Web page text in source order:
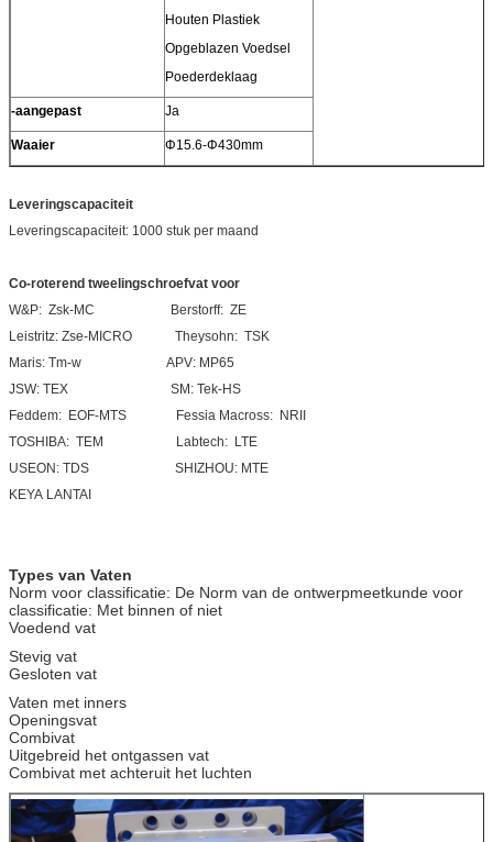
Houten Plastiek
Opgeblazen Voedsel
Poederdeklaag
-aangepast Ja
Waaier Φ15.6-Φ430mm
Leveringscapaciteit
Leveringscapaciteit: 1000 stuk per maand
Co-roterend tweelingschroefvat voor
W&P: Zsk-MC Berstorff: ZE
Leistritz: Zse-MICRO Theysohn: TSK
Maris: Tm-w APV: MP65
JSW: TEX SM: Tek-HS
Feddem: EOF-MTS Fessia Macross: NRII
TOSHIBA: TEM Labtech: LTE
USEON: TDS SHIZHOU: MTE
KEYA LANTAI
Types van Vaten
Norm voor classificatie: De Norm van de ontwerpmeetkunde voor
classificatie: Met binnen of niet
Voedend vat
Stevig vat
Gesloten vat
Vaten met inners
Openingsvat
Combivat
Uitgebreid het ontgassen vat
Combivat met achteruit het luchten